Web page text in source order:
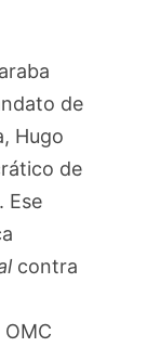
de
Hugo
de
Ese
contra